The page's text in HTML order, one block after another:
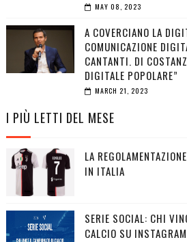
MAY 08, 2023
A COVERCIANO LA
COMUNICAZIONE
CANTANTI. DI
DIGITALE POPOLARE”
MARCH 21, 2023
I PIÙ LETTI DEL MESE
LA
IN ITALIA
SERIE SOCIAL: CHI
CALCIO SU INSTAGRAM